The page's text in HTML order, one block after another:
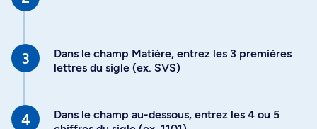
Dans le champ Matière, entrez les 3 premières
lettres du sigle (ex. SVS)
Dans le champ au-dessous, entrez les 4 ou 5